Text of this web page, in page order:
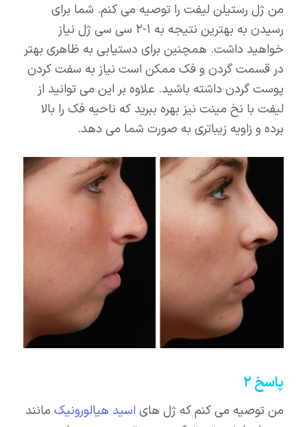
من ژل رستیلن لیفت را توصیه می کنم. شما برای
رسیدن به بهترین نتیجه به ۱-۲ سی سی ژل نیاز
خواهید داشت. همچنین برای دستیابی به ظاهری بهتر
در قسمت گردن و فک ممکن است نیاز به سفت کردن
پوست گردن داشته باشید. علاوه بر این می توانید از
لیفت با نخ مینت نیز بهره ببرید که ناحیه فک را بالا
برده و زاویه زیباتری به صورت شما می دهد.
پاسخ ۲
من توصیه می کنم که ژل هایاسید هیالورونیکمانند